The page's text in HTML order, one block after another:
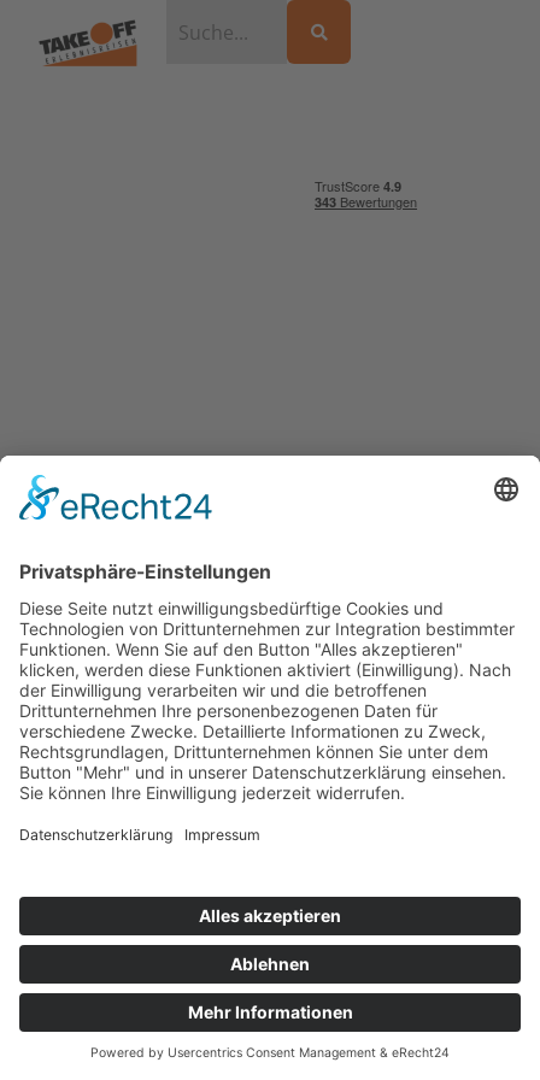
Südsee Reisebausteine
Unsere Reiseangebote für
Sie
Kontakt Newsletter AGB Datenschutz
Impressum Cookie Einstellungen